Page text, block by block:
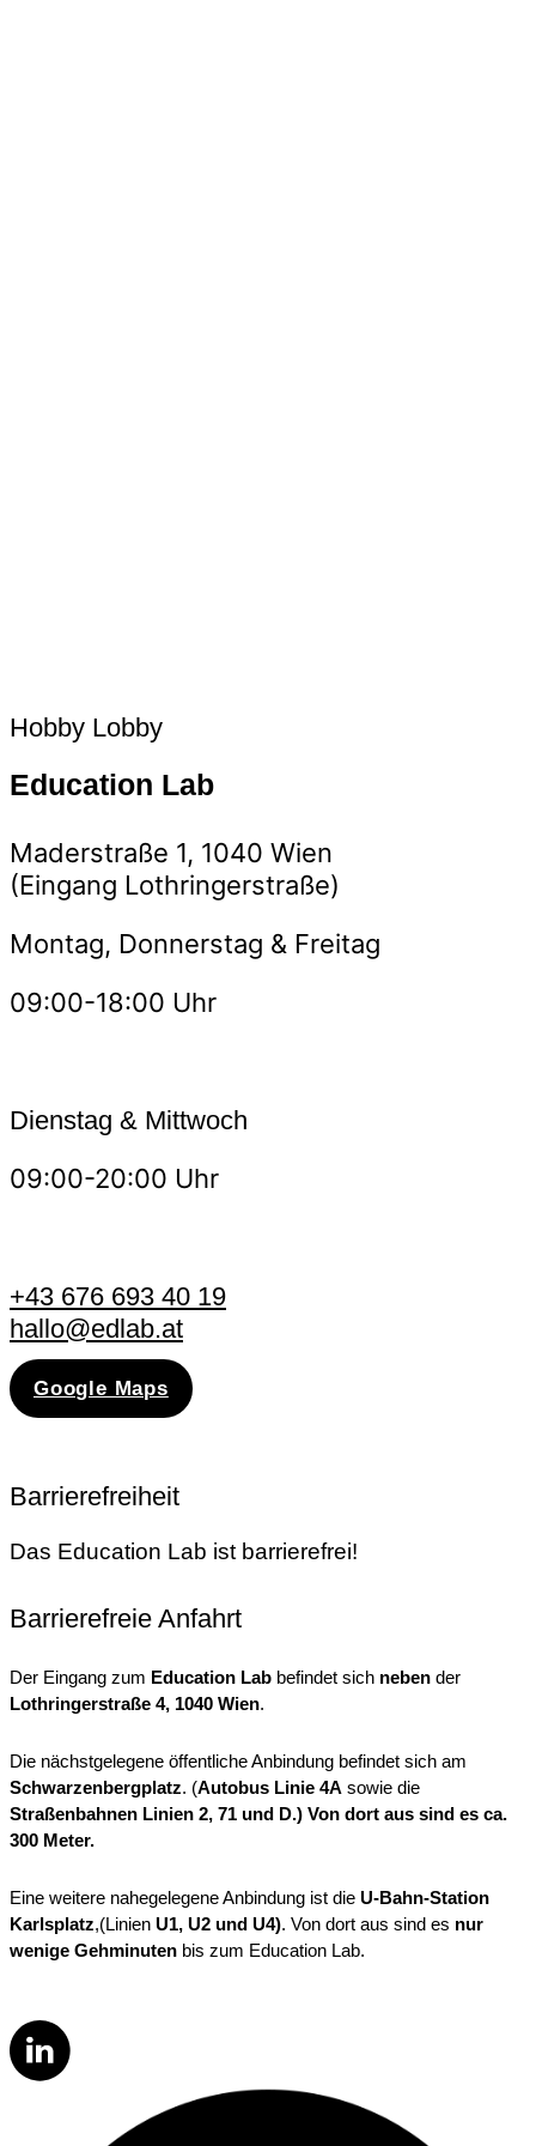
Hobby Lobby
Education Lab
Maderstraße 1, 1040 Wien
(Eingang Lothringerstraße)
Montag, Donnerstag & Freitag
09:00-18:00 Uhr
Dienstag & Mittwoch
09:00-20:00 Uhr
+43 676 693 40 19
hallo@edlab.at
Google Maps
Barrierefreiheit
Das Education Lab ist barrierefrei!
Barrierefreie Anfahrt
Der Eingang zum Education Lab befindet sich neben der
Lothringerstraße 4, 1040 Wien.
Die nächstgelegene öffentliche Anbindung befindet sich am
Schwarzenbergplatz. (Autobus Linie 4A sowie die
Straßenbahnen Linien 2, 71 und D.) Von dort aus sind es ca.
300 Meter.
Eine weitere nahegelegene Anbindung ist die U-Bahn-Station
Karlsplatz,(Linien U1, U2 und U4). Von dort aus sind es nur
wenige Gehminuten bis zum Education Lab.